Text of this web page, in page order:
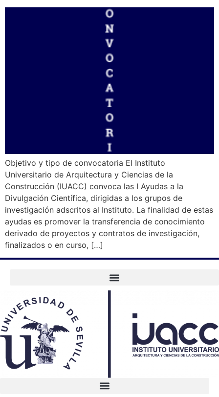
Objetivo y tipo de convocatoria El Instituto
Universitario de Arquitectura y Ciencias de la
Construcción (IUACC) convoca las I Ayudas a la
Divulgación Científica, dirigidas a los grupos de
investigación adscritos al Instituto. La finalidad de estas
ayudas es promover la transferencia de conocimiento
derivado de proyectos y contratos de investigación,
finalizados o en curso, […]